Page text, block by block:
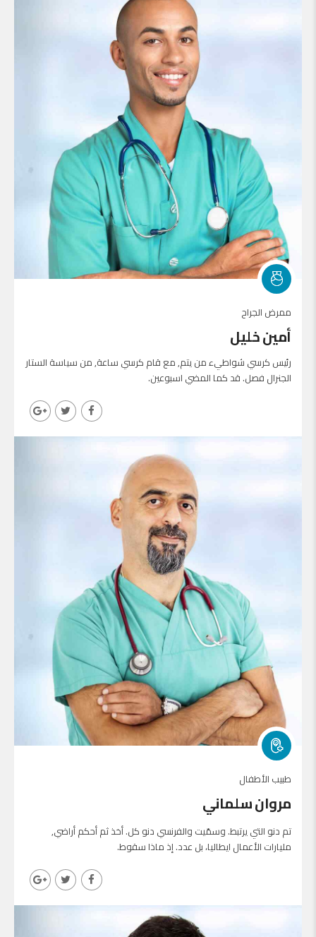
ممرض الجراح
أمين خليل
رئيس كرسي شواطيء من يتم, مع قام كرسي ساعة, من سياسة الستار
الجنرال فصل. قد كما المضي اسبوعين.
طبيب الأطفال
مروان سلماني
تم دنو التي يرتبط. وسمّيت والفرنسي دنو كل. أخذ ثم أحكم أراضي,
مليارات الأعمال ايطاليا، بل عدد. إذ ماذا سقوط.